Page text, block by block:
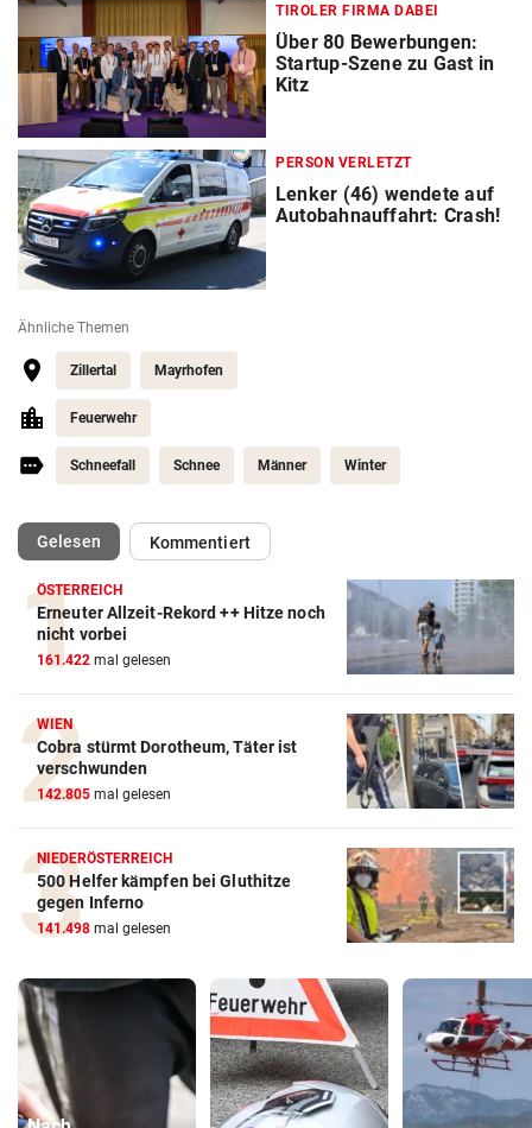
TIROLER FIRMA DABEI
Über 80 Bewerbungen:
Startup-Szene zu Gast in
Kitz
PERSON VERLETZT
Lenker (46) wendete auf
Autobahnauffahrt: Crash!
Ähnliche Themen
Zillertal Mayrhofen
Feuerwehr
Schneefall Schnee Männer Winter
Gelesen(ausgewählt)Kommentiert
ÖSTERREICH
Erneuter Allzeit-Rekord ++ Hitze noch
nicht vorbei
161.422 mal gelesen
WIEN
Cobra stürmt Dorotheum, Täter ist
verschwunden
142.805 mal gelesen
NIEDERÖSTERREICH
500 Helfer kämpfen bei Gluthitze
gegen Inferno
141.498 mal gelesen